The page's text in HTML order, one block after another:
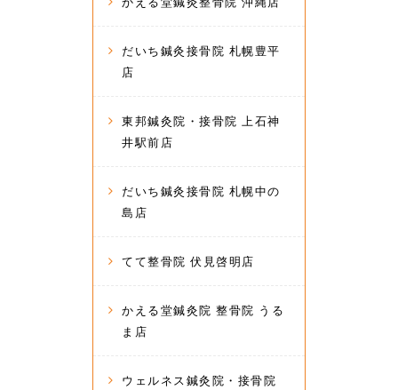
だいち鍼灸接骨院 札幌豊平
店
東邦鍼灸院・接骨院 上石神
井駅前店
だいち鍼灸接骨院 札幌中の
島店
てて整骨院 伏見啓明店
かえる堂鍼灸院 整骨院 うる
ま店
ウェルネス鍼灸院・接骨院